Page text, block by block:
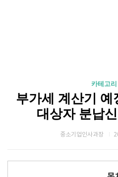
카테고
부가세 계산기
대상자 분납
중소기업인사과장